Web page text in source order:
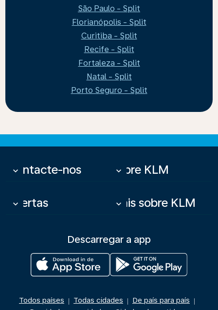
São Paulo - Split
Florianópolis - Split
Curitiba - Split
Recife - Split
Fortaleza - Split
Natal - Split
Porto Seguro - Split
Contacte-nos
keyboard_arrow_down Sobre KLM
keyboard_arrow_down
Ofertas
keyboard_arrow_down Mais sobre KLM
keyboard_arrow_down
Descarregar a app
Todos países | Todas cidades | De país para país |